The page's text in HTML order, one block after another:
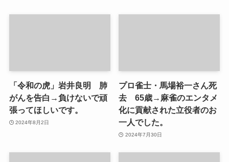
「令和の虎」岩井良明 肺
がんを告白→負けないで頑
張ってほしいです。
2024年8月2日
プロ雀士・馬場裕一さん死
去 65歳→麻雀のエンタメ
化に貢献された立役者のお
一人でした。
2024年7月30日